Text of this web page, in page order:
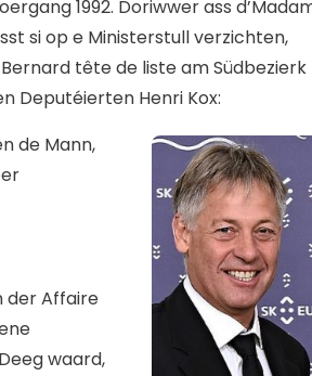
1992. Doriwwer ass
si op e Ministerstull verzichten,
tête de liste am Südbezierk
Deputéierten Henri Kox:
de Mann,
der Affaire
waard,